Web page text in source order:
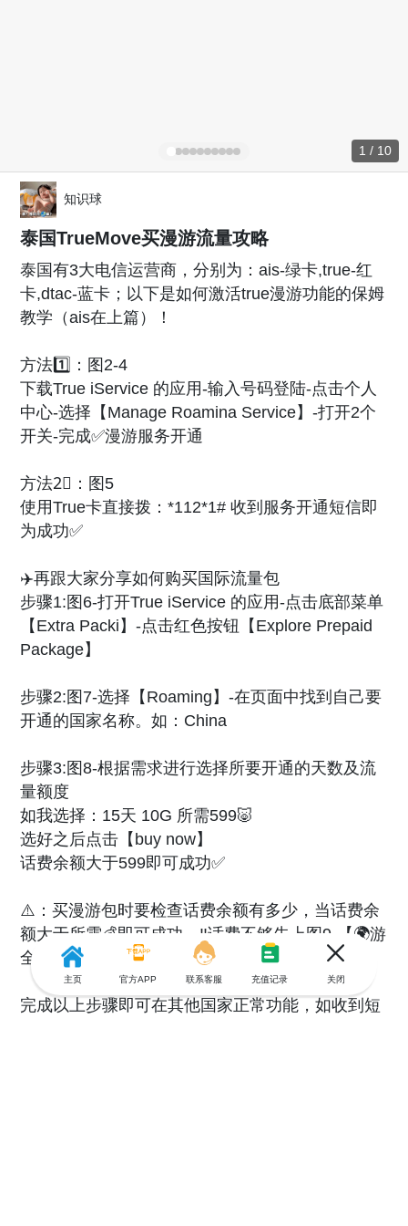
1 / 10
知识球
泰国TrueMove买漫游流量攻略
泰国有3大电信运营商，分别为：ais-绿卡,true-红
卡,dtac-蓝卡；以下是如何激活true漫游功能的保姆
教学（ais在上篇）！
方法1️⃣：图2-4
下载True iService 的应用-输入号码登陆-点击个人
中心-选择【Manage Roamina Service】-打开2个
开关-完成✅漫游服务开通
方法2⃣️：图5
使用True卡直接拨：*112*1# 收到服务开通短信即
为成功✅
✈️再跟大家分享如何购买国际流量包
步骤1:图6-打开True iService 的应用-点击底部菜单
【Extra Packi】-点击红色按钮【Explore Prepaid
Package】
步骤2:图7-选择【Roaming】-在页面中找到自己要
开通的国家名称。如：China
步骤3:图8-根据需求进行选择所要开通的天数及流
量额度
如我选择：15天 10G 所需599🐷
选好之后点击【buy now】
话费余额大于599即可成功✅
⚠️：买漫游包时要检查话费余额有多少，当话费余
额大于所需💰即可成功，‼️话费不够先上图9-【🌍游
全球】充就可以啦，中文页面，使用很简单‼️
完成以上步骤即可在其他国家正常功能，如收到短
主页 官方APP 联系客服 充值记录 关闭